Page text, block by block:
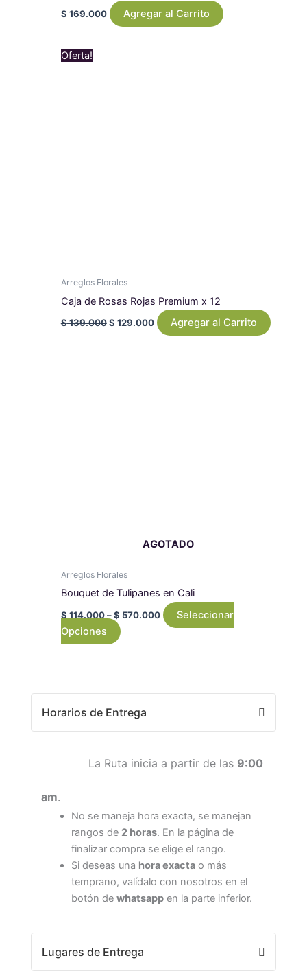
$ 169.000 Agregar al Carrito
Oferta!
Arreglos Florales
Caja de Rosas Rojas Premium x 12
$139.000 $ 129.000 Agregar al Carrito
AGOTADO
Arreglos Florales
Bouquet de Tulipanes en Cali
$ 114.000 – $ 570.000
Seleccionar
Opciones
de
producto
Horarios de Entrega
La Ruta inicia a partir de las 9:00
am.
No se maneja hora exacta, se manejan
rangos de 2 horas. En la página de
finalizar compra se elige el rango.
Si deseas una hora exactao más
temprano, valídalo con nosotros en el
botón de whatsappen la parte inferior.
Lugares de Entrega